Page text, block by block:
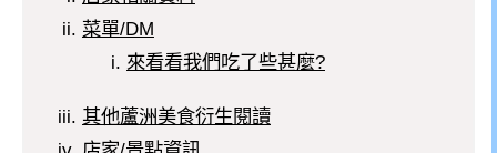
菜單/DM
來看看我們吃了些甚麼?
其他蘆洲美食衍生閱讀